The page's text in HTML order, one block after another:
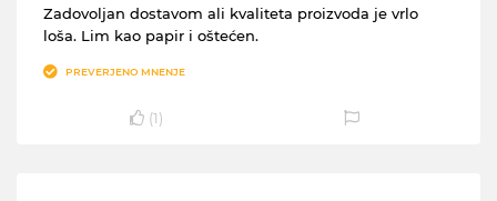
Zadovoljan dostavom ali kvaliteta proizvoda je vrlo
loša. Lim kao papir i oštećen.
PREVERJENO MNENJE
(1)